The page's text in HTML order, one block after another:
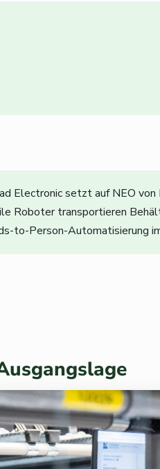
Electronic setzt auf NEO
Roboter transportieren
to-Person-Automatisierung